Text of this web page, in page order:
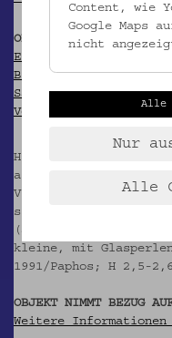
OBJEKT WIRD ZITIERT IN
Ethnographisches
Blatt im Meer.
Sammlungen. Kittsee
Volkskunde 8), S. 228.
Hier im Kapitel
als "Amulette,
Vier, rechteckig,
silberfarben/blau,
(auf einer Seite ein
kleine, mit
1991/Paphos; H 2,5-
OBJEKT NIMMT BEZUG
Weitere
Content, wie
Google Maps
nicht
Alle
Nur
Alle